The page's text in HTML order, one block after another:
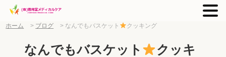
ホーム > ブログ > なんでもバスケット クッキング
なんでもバスケット
クッキ